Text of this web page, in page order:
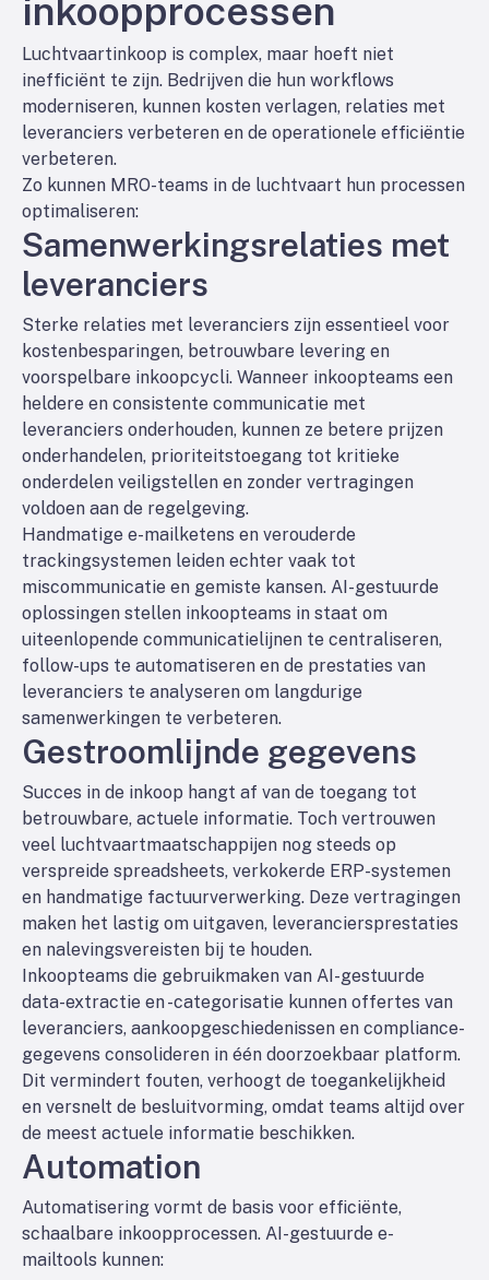
inkoopprocessen
Luchtvaartinkoop is complex, maar hoeft niet
inefficiënt te zijn. Bedrijven die hun workflows
moderniseren, kunnen kosten verlagen, relaties met
leveranciers verbeteren en de operationele efficiëntie
verbeteren.
Zo kunnen MRO-teams in de luchtvaart hun processen
optimaliseren:
Samenwerkingsrelaties met
leveranciers
Sterke relaties met leveranciers zijn essentieel voor
kostenbesparingen, betrouwbare levering en
voorspelbare inkoopcycli. Wanneer inkoopteams een
heldere en consistente communicatie met
leveranciers onderhouden, kunnen ze betere prijzen
onderhandelen, prioriteitstoegang tot kritieke
onderdelen veiligstellen en zonder vertragingen
voldoen aan de regelgeving.
Handmatige e-mailketens en verouderde
trackingsystemen leiden echter vaak tot
miscommunicatie en gemiste kansen. AI-gestuurde
oplossingen stellen inkoopteams in staat om
uiteenlopende communicatielijnen te centraliseren,
follow-ups te automatiseren en de prestaties van
leveranciers te analyseren om langdurige
samenwerkingen te verbeteren.
Gestroomlijnde gegevens
Succes in de inkoop hangt af van de toegang tot
betrouwbare, actuele informatie. Toch vertrouwen
veel luchtvaartmaatschappijen nog steeds op
verspreide spreadsheets, verkokerde ERP-systemen
en handmatige factuurverwerking. Deze vertragingen
maken het lastig om uitgaven, leveranciersprestaties
en nalevingsvereisten bij te houden.
Inkoopteams die gebruikmaken van AI-gestuurde
data-extractie en -categorisatie kunnen offertes van
leveranciers, aankoopgeschiedenissen en compliance-
gegevens consolideren in één doorzoekbaar platform.
Dit vermindert fouten, verhoogt de toegankelijkheid
en versnelt de besluitvorming, omdat teams altijd over
de meest actuele informatie beschikken.
Automation
Automatisering vormt de basis voor efficiënte,
schaalbare inkoopprocessen. AI-gestuurde e-
mailtools kunnen: